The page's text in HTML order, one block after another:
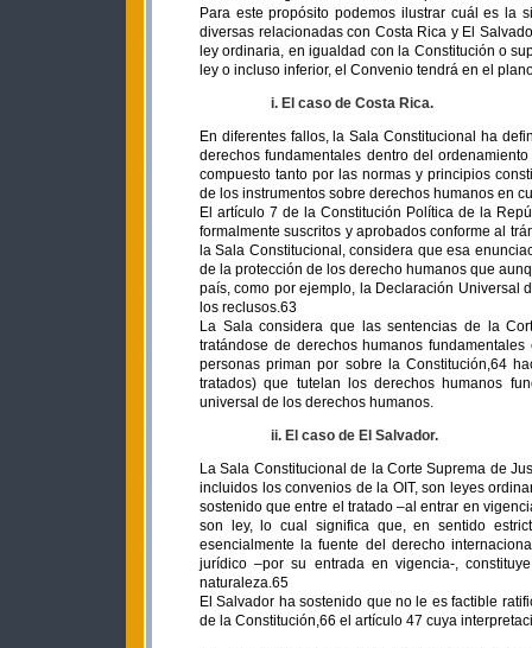
Para este propósito podemos ilustrar cuál es la
diversas relacionadas con Costa Rica y El
ley ordinaria, en igualdad con la Constitución o
ley o incluso inferior, el Convenio tendrá en el
i. El caso de Costa Rica.
En diferentes fallos, la Sala Constitucional ha
derechos fundamentales dentro del
compuesto tanto por las normas y principios
de los instrumentos sobre derechos humanos en
El artículo 7 de la Constitución Política de la
formalmente suscritos y aprobados conforme al
la Sala Constitucional, considera que esa
de la protección de los derecho humanos que
país, como por ejemplo, la Declaración Universal
los reclusos.63
La Sala considera que las sentencias de la
tratándose de derechos humanos
personas priman por sobre la Constitución,64
tratados) que tutelan los derechos humanos
universal de los derechos humanos.
ii. El caso de El Salvador.
La Sala Constitucional de la Corte Suprema de
incluidos los convenios de la OIT, son leyes
sostenido que entre el tratado –al entrar en
son ley, lo cual significa que, en sentido
esencialmente la fuente del derecho
jurídico –por su entrada en vigencia-,
naturaleza.65
El Salvador ha sostenido que no le es factible
de la Constitución,66 el artículo 47 cuya